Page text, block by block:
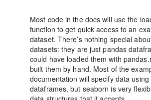
Most code in the docs will use the
function to get quick access to an
dataset. There’s nothing special
datasets: they are just pandas
could have loaded them with
built them by hand. Most of the
documentation will specify data using
dataframes, but seaborn is very